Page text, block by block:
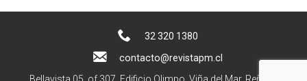
32 320 1380
contacto@revistapm.cl